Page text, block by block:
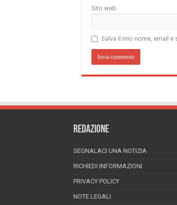
Sito web
Salva il mio nome, email
REDAZIONE
SEGNALACI UNA NOTIZIA
RICHIEDI INFORMAZIONI
PRIVACY POLICY
NOTE LEGALI